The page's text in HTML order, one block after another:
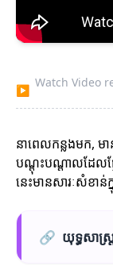
▶
Watch Video
នាពេលកន្លងមក, មា
បណ្តុះបណ្តាលដែលផ្
នេះមានសារៈសំខាន់
🔗 យុទ្ធសាស្